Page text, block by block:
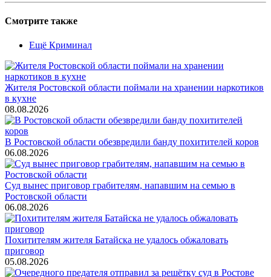
Смотрите также
Ещё Криминал
Жителя Ростовской области поймали на хранении наркотиков
в кухне
08.08.2026
В Ростовской области обезвредили банду похитителей коров
06.08.2026
Суд вынес приговор грабителям, напавшим на семью в
Ростовской области
06.08.2026
Похитителям жителя Батайска не удалось обжаловать
приговор
05.08.2026